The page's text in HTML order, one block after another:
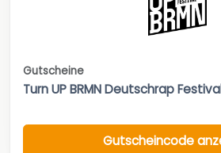
Gutscheine
Turn UP BRMN Deutschrap
Gutscheincode